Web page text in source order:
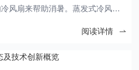
风扇来帮助消暑。蒸发式冷风扇
我们一起来探讨一下蒸发式冷风
势以及在日常生活中的实际应
阅读详情